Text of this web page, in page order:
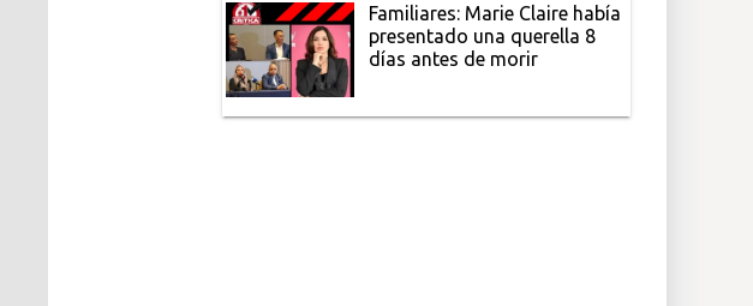
Familiares: Marie Claire había
presentado una querella 8
días antes de morir